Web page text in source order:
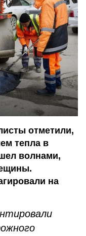
отметили,
тепла в
волнами,
на